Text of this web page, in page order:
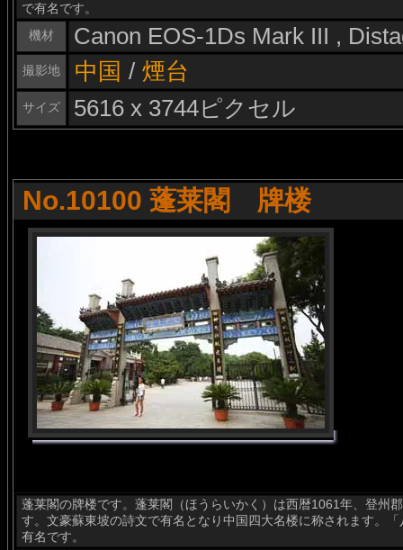
で有名です。
機材
Canon EOS-1Ds Mark III ,
撮影地 中国 / 煙台
サイズ 5616 x 3744ピクセル
No.10100 蓬莱閣 牌楼
蓬莱閣の牌楼です。蓬莱閣（ほうらいかく）は西暦1061年、登州
す。文豪蘇東坡の詩文で有名となり中国四大名楼に称されます。
有名です。